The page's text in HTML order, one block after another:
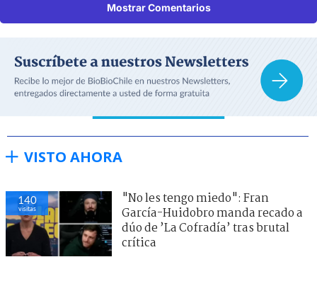
Mostrar Comentarios
VISTO AHORA
140
visitas
"No les tengo miedo": Fran
García-Huidobro manda recado a
dúo de ’La Cofradía’ tras brutal
crítica